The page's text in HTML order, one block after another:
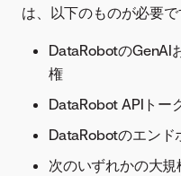
は、以下のものが必要で
DataRobotのGenAI
権
DataRobot APIトー
DataRobotのエンド
次のいずれかの大